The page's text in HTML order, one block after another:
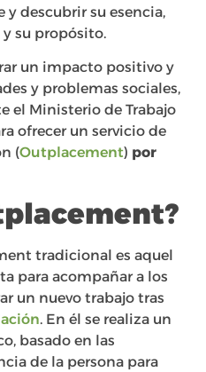
descubrir su esencia,
y su propósito.
un impacto positivo y
y problemas sociales,
el Ministerio de Trabajo
ofrecer un servicio de
(Outplacement) por
tradicional es aquel
para acompañar a los
un nuevo trabajo tras
. En él se realiza un
basado en las
de la persona para